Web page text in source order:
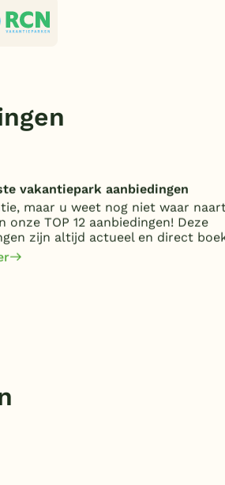
vakantiepark aanbiedingen
maar u weet nog niet waar
onze TOP 12 aanbiedingen! Deze
zijn altijd actueel en direct
hier uw vakantiebungalow in